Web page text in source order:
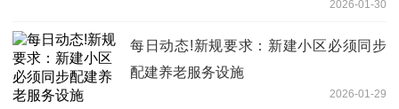
2026-01-30
每日动态!新规要求：新建小区必须同步
配建养老服务设施
2026-01-29